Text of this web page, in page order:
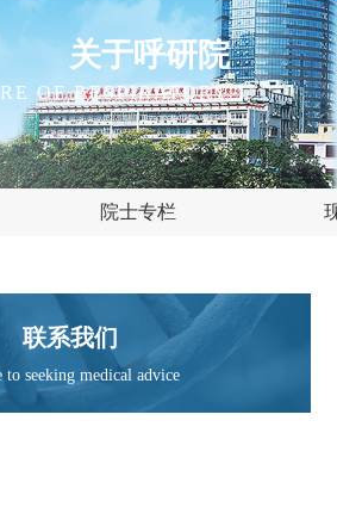
关于呼研院
OF RESPIRATORY
院士专栏
联系我们
to seeking medical advice